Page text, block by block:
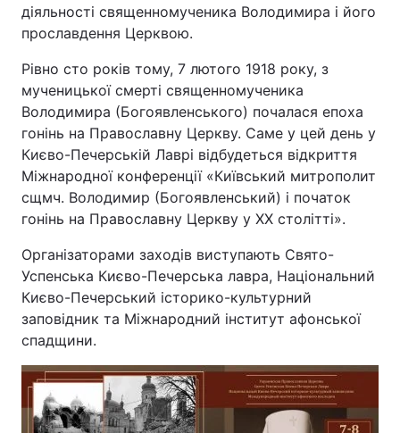
діяльності священномученика Володимира і його
прославдення Церквою.
Рівно сто років тому, 7 лютого 1918 року, з
мученицької смерті священномученика
Володимира (Богоявленського) почалася епоха
гонінь на Православну Церкву. Саме у цей день у
Києво-Печерській Лаврі відбудеться відкриття
Міжнародної конференції «Київський митрополит
сщмч. Володимир (Богоявленський) і початок
гонінь на Православну Церкву у ХХ столітті».
Організаторами заходів виступають Свято-
Успенська Києво-Печерська лавра, Національний
Києво-Печерський історико-культурний
заповідник та Міжнародний інститут афонської
спадщини.